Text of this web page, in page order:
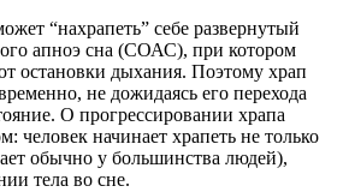
“нахрапеть” себе развернутый
апноэ сна (СОАС), при котором
остановки дыхания. Поэтому храп
не дожидаясь его перехода
О прогрессировании храпа
человек начинает храпеть не только
обычно у большинства людей),
тела во сне.